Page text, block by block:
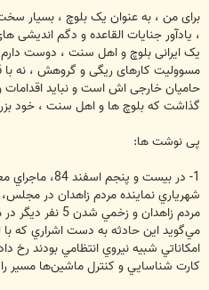
برای من ، به عنوان یک بلوچ ، بسیار
، یادآور جنایات القاعده و دگم اندیشی
یک ایرانی بلوچ و اهل سنت ، دوست دارم
مسوولیت کارهای ریگی و گروهش ، نه
حامیان خارجی اش است و نباید اقدامات
گذاشت که بلوچ ها و اهل سنت ، خود
پی نوشت ها:
1- در بيست و
مردم زاهدان و
مي‌گويد اين حادثه به دست اشراري كه
امكاناتي شبيه نيروي انتظامي بودند رخ
كارت شناسايي و كنترل ماشين‌ها مسير